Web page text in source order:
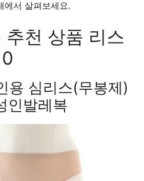
에서 살펴보세요.
추천 상품 리스
용 심리스(무봉제)
인발레복